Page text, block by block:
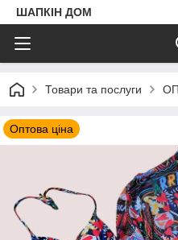
ШАПКIН ДОМ
Товари та послуги
Оптова ціна